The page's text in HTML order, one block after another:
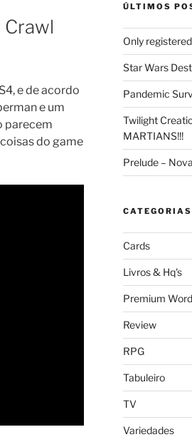
e de acordo
e um
parecem
do game
ÚLTIMOS
Only
Star Wars
Pandemic
Twilight
MARTIANS!!!
Prelude –
CATEGORIAS
Cards
Livros & Hq's
Premium
Review
RPG
Tabuleiro
TV
Variedades